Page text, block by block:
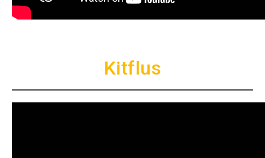
Kitflus